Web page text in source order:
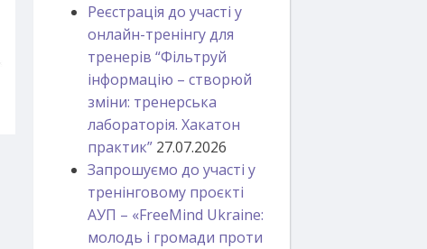
Реєстрація до участі у
онлайн-тренінгу для
тренерів “Фільтруй
інформацію – створюй
зміни: тренерська
лабораторія. Хакатон
практик” 27.07.2026
Запрошуємо до участі у
тренінговому проєкті
АУП – «FreeMind Ukraine:
молодь і громади проти